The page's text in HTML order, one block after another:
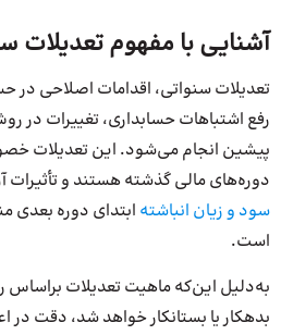
آشنایی با مفهوم تعدیلات
تعدیلات سنواتی، اقدامات اصلاحی در
رفع اشتباهات حسابداری، تغییرات در
پیشین انجام می‌شود. این تعدیلات
دوره‌های مالی گذشته هستند و
سود و زیان انباشته ابتدای دوره
است.
به‌دلیل این‌که ماهیت تعدیلات براساس
بدهکار یا بستانکار خواهد شد، دقت در